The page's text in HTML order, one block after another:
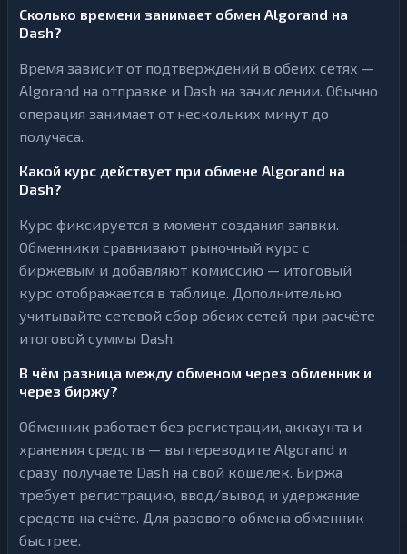
Сколько времени занимает обмен Algorand на
Dash?
Время зависит от подтверждений в обеих сетях —
Algorand на отправке и Dash на зачислении. Обычно
операция занимает от нескольких минут до
получаса.
Какой курс действует при обмене Algorand на
Dash?
Курс фиксируется в момент создания заявки.
Обменники сравнивают рыночный курс с
биржевым и добавляют комиссию — итоговый
курс отображается в таблице. Дополнительно
учитывайте сетевой сбор обеих сетей при расчёте
итоговой суммы Dash.
В чём разница между обменом через обменник и
через биржу?
Обменник работает без регистрации, аккаунта и
хранения средств — вы переводите Algorand и
сразу получаете Dash на свой кошелёк. Биржа
требует регистрацию, ввод/вывод и удержание
средств на счёте. Для разового обмена обменник
быстрее.